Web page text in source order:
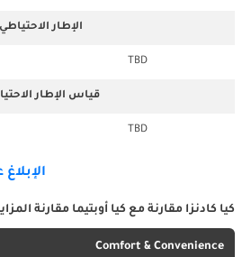
الإطار الاحتياطي
TBD
قياس الإطار
TBD
كيا كادنزا مقارنة مع كيا أوبتيما مقارنة
Comfort & Convenience